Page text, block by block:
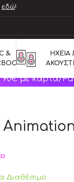
εδώ!
&
ΗΧΕΙΑ
με κάρτα/
Διαθέσιμο